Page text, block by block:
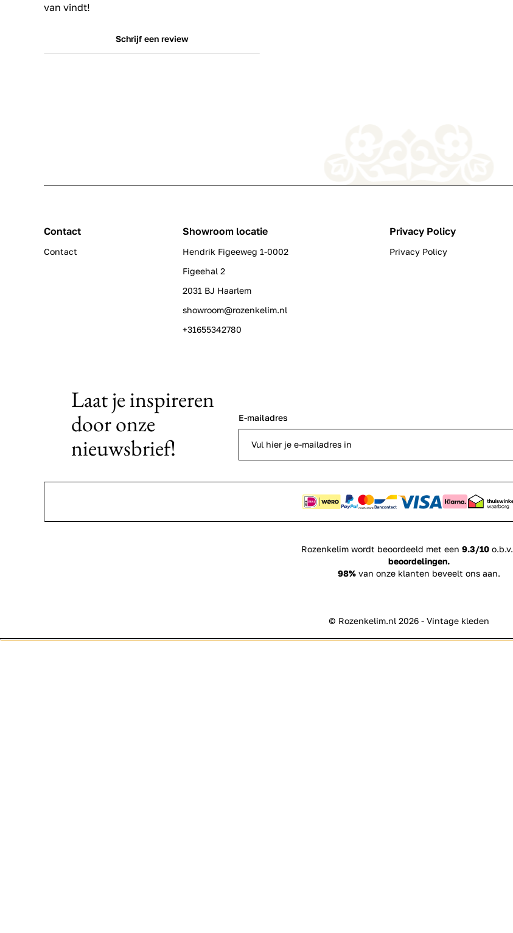
van vindt!
Schrijf een review
Contact
Contact
Showroom locatie
Hendrik Figeeweg 1-0002
Figeehal 2
2031 BJ Haarlem
showroom@rozenkelim.nl
+31655342780
Privacy Policy
Privacy Policy
Laat je inspireren
door onze
nieuwsbrief!
E-mailadres
Rozenkelim wordt beoordeeld met een 9.3/10o.b.v.
beoordelingen.
98% van onze klanten beveelt ons aan.
© Rozenkelim.nl 2026 - Vintage kleden